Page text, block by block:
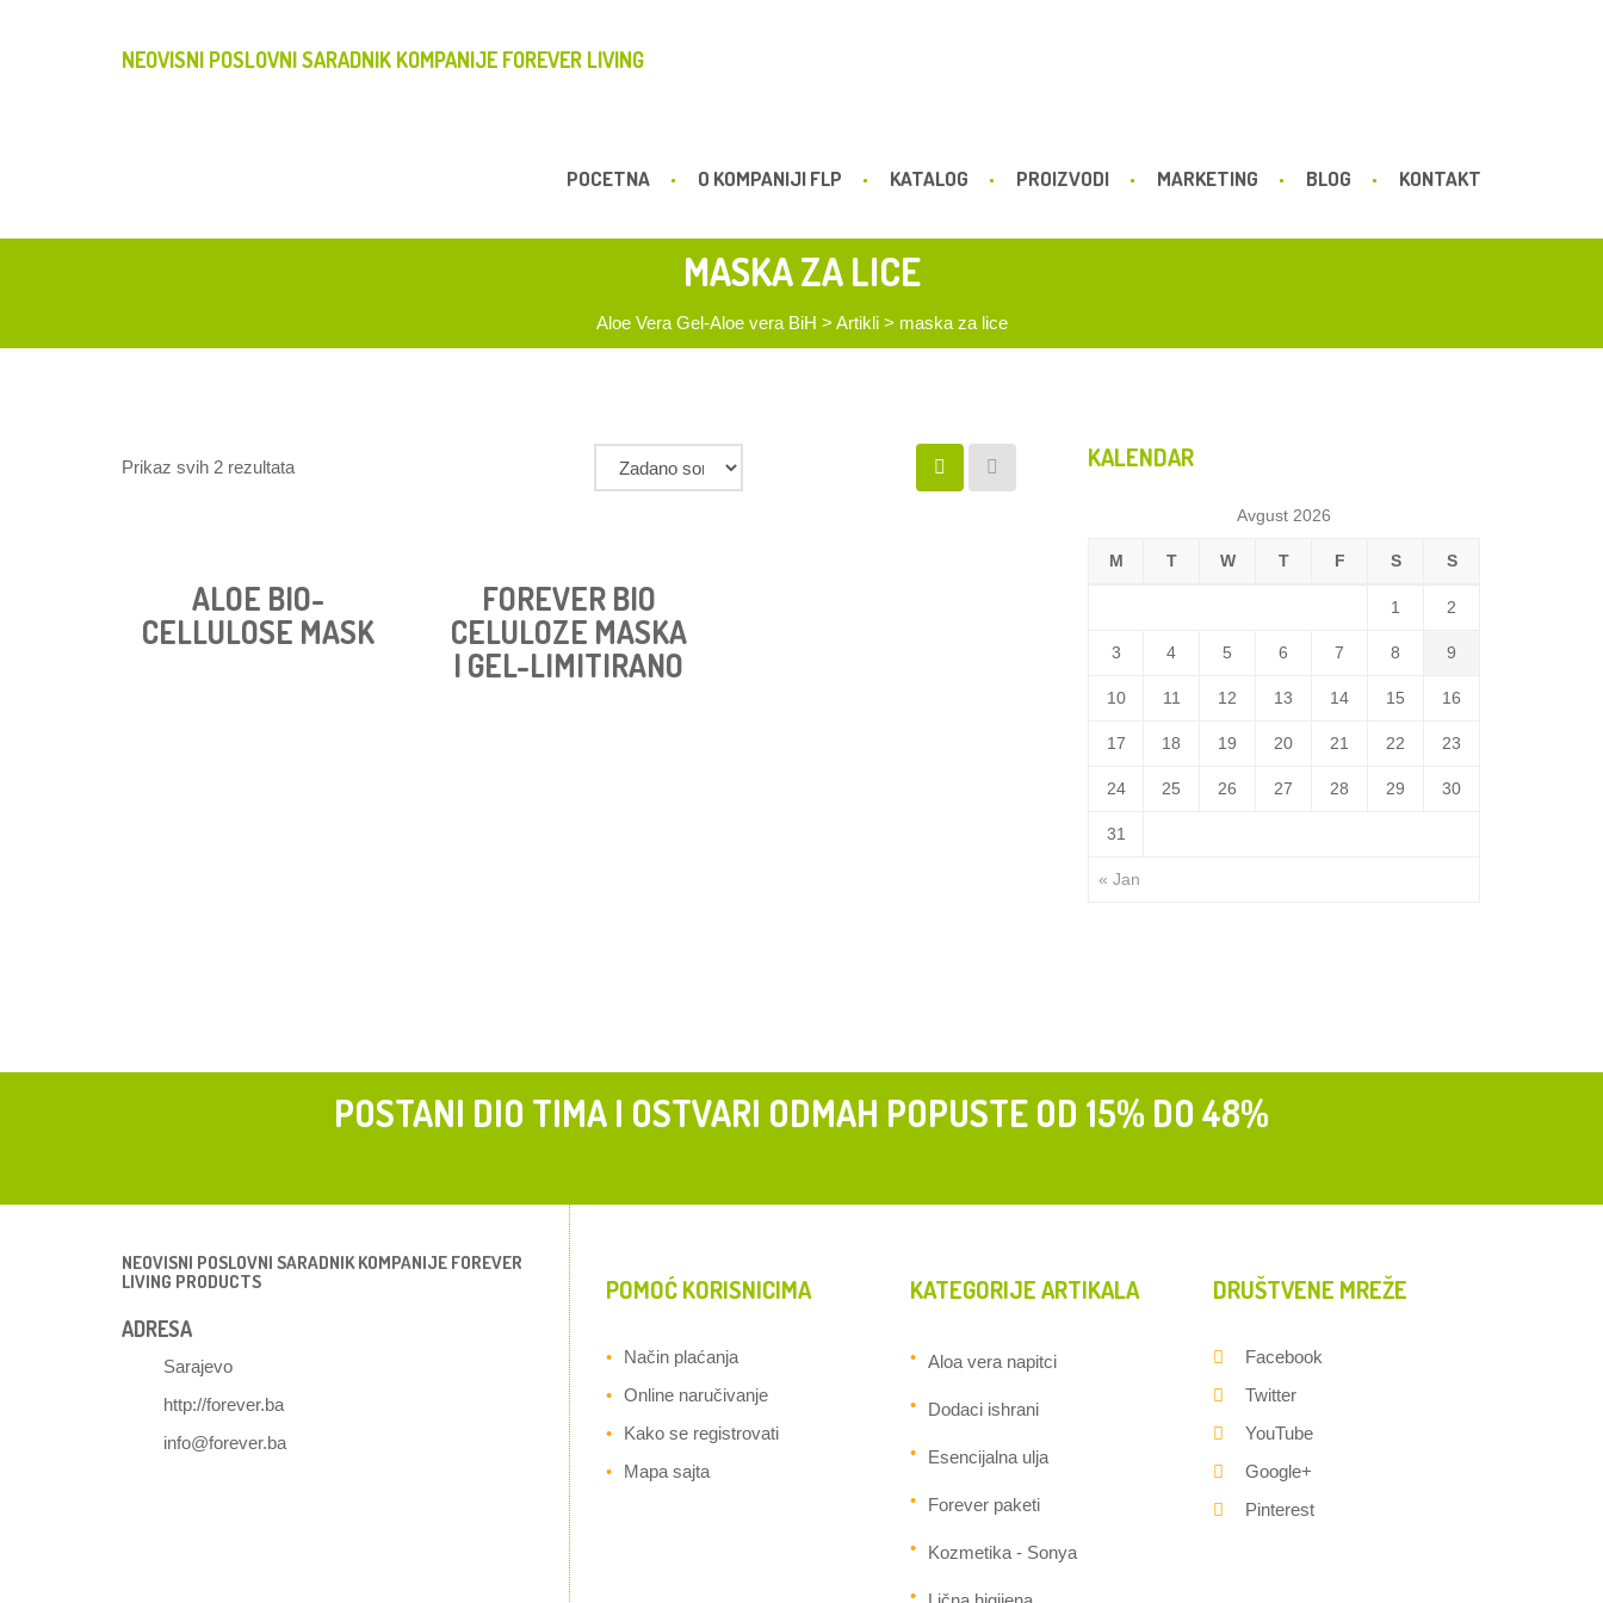
NEOVISNI POSLOVNI SARADNIK KOMPANIJE FOREVER LIVING
POCETNA O KOMPANIJI FLP KATALOG PROIZVODI MARKETING BLOG KONTAKT
MASKA ZA LICE
Aloe Vera Gel-Aloe vera BiH > Artikli> maska za lice
Prikaz svih 2 rezultata
ALOE BIO-
CELLULOSE MASK
FOREVER BIO
CELULOZE MASKA
I GEL-LIMITIRANO
KALENDAR
Avgust 2026
M T W T F S S
« Jan
1 2
3 4 5 6 7 8 9
10 11 12 13 14 15 16
17 18 19 20 21 22 23
24 25 26 27 28 29 30
31
POSTANI DIO TIMA I OSTVARI ODMAH POPUSTE OD 15% DO 48%
NEOVISNI POSLOVNI SARADNIK KOMPANIJE FOREVER
LIVING PRODUCTS
ADRESA
Sarajevo
http://forever.ba
info@forever.ba
POMOĆ KORISNICIMA
Način plaćanja
Online naručivanje
Kako se registrovati
Mapa sajta
KATEGORIJE ARTIKALA
Aloa vera napitci
Dodaci ishrani
Esencijalna ulja
Forever paketi
Kozmetika - Sonya
DRUŠTVENE MREŽE
Facebook
Twitter
YouTube
Google+
Pinterest